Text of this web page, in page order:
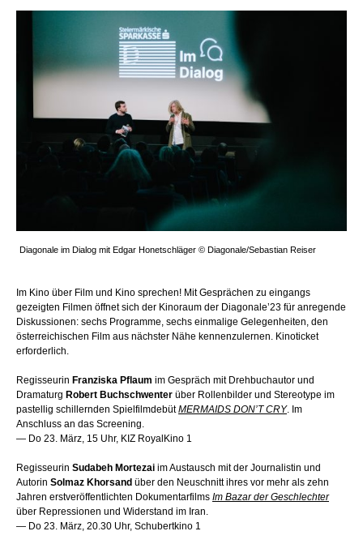
Diagonale im Dialog mit Edgar Honetschläger © Diagonale/Sebastian Reiser
Im Kino über Film und Kino sprechen! Mit Gesprächen zu eingangs
gezeigten Filmen öffnet sich der Kinoraum der Diagonale’23 für anregende
Diskussionen: sechs Programme, sechs einmalige Gelegenheiten, den
österreichischen Film aus nächster Nähe kennenzulernen. Kinoticket
erforderlich.
Regisseurin Franziska Pflaum im Gespräch mit Drehbuchautor und
Dramaturg Robert Buchschwenter über Rollenbilder und Stereotype im
pastellig schillernden SpielfilmdebütMERMAIDS DON’T CRY. Im
Anschluss an das Screening.
— Do 23. März, 15 Uhr, KIZ RoyalKino 1
Regisseurin Sudabeh Mortezai im Austausch mit der Journalistin und
Autorin Solmaz Khorsand über den Neuschnitt ihres vor mehr als zehn
Jahren erstveröffentlichten Dokumentarfilms Im Bazar derGeschlechter
über Repressionen und Widerstand im Iran.
— Do 23. März, 20.30 Uhr, Schubertkino 1